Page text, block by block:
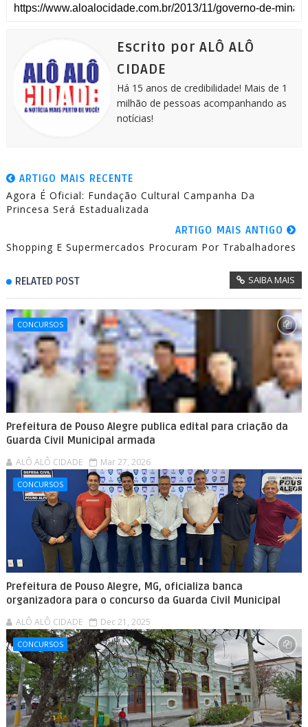
e
b
e
s
l
t
g
m
Escrito por ALÔ ALÔ
CIDADE
Há 15 anos de credibilidade! Mais de 1
milhão de pessoas acompanhando as
notícias!
ARTIGO MAIS RECENTE
Agora É Oficial: Fundação Cultural Campanha Da
Princesa Será Estadualizada
ARTIGO MAIS ANTIGO
Shopping E Supermercados Procuram Por Trabalhadores
RELATED POST SAIBA MAIS
CONCURSOS
Prefeitura de Pouso Alegre publica edital para criação da
Guarda Civil Municipal armada
ALÔ ALÔ CIDADE Mar 27, 2026
CONCURSOS
Prefeitura de Pouso Alegre, MG, oficializa banca
organizadora para o concurso da Guarda Civil Municipal
ALÔ ALÔ CIDADE Dec 21, 2025
CONCURSOS